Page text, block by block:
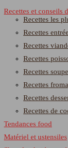
Recettes et conseils
Recettes les
Recettes
Recettes
Recettes
Recettes
Recettes
Recettes
Recettes de
Tendances food
Matériel et ustensiles